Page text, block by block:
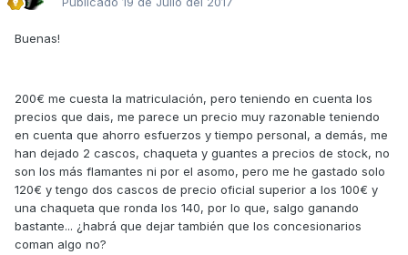
Buenas!
200€ me cuesta la matriculación, pero teniendo en cuenta los
precios que dais, me parece un precio muy razonable teniendo
en cuenta que ahorro esfuerzos y tiempo personal, a demás, me
han dejado 2 cascos, chaqueta y guantes a precios de stock, no
son los más flamantes ni por el asomo, pero me he gastado solo
120€ y tengo dos cascos de precio oficial superior a los 100€ y
una chaqueta que ronda los 140, por lo que, salgo ganando
bastante... ¿habrá que dejar también que los concesionarios
coman algo no?